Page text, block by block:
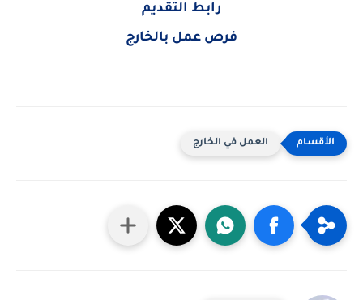
رابط التقديم
فرص عمل بالخارج
العمل في الخارج